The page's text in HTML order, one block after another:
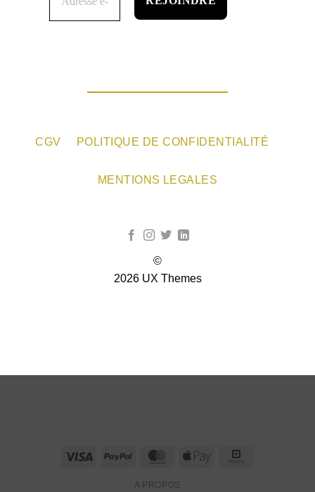
CGV POLITIQUE DE CONFIDENTIALITÉ
MENTIONS LEGALES
©
2026 UX Themes
Visa PayPal MasterCardApple
A PROPOS